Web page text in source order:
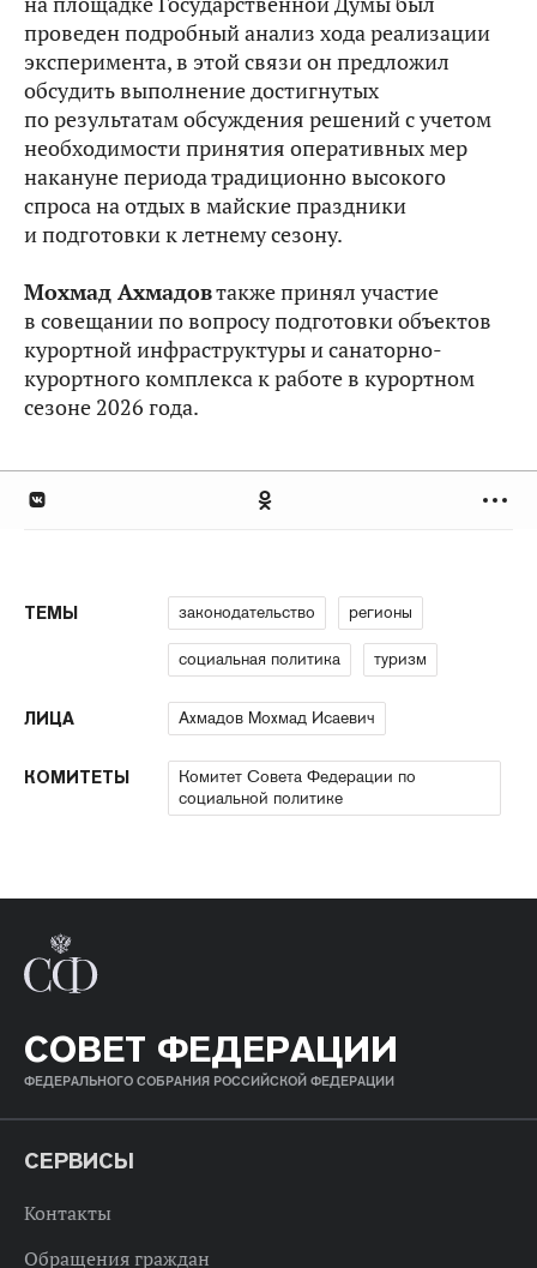
проведен подробный анализ хода реализации
эксперимента, в этой связи он предложил
обсудить выполнение достигнутых
по результатам обсуждения решений с учетом
необходимости принятия оперативных мер
накануне периода традиционно высокого
спроса на отдых в майские праздники
и подготовки к летнему сезону.
Мохмад Ахмадовтакже принял участие
в совещании по вопросу подготовки объектов
курортной инфраструктуры и санаторно-
курортного комплекса к работе в курортном
сезоне 2026 года.
ТЕМЫ законодательство регионы
социальная политика туризм
ЛИЦА Ахмадов Мохмад Исаевич
КОМИТЕТЫ
Комитет Совета Федерации по
социальной политике
СОВЕТ ФЕДЕРАЦИИ
ФЕДЕРАЛЬНОГО СОБРАНИЯ РОССИЙСКОЙ ФЕДЕРАЦИИ
СЕРВИСЫ
Контакты
Обращения граждан